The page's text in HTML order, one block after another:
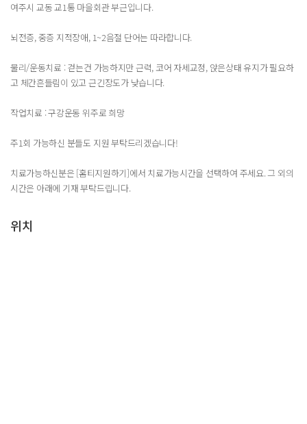
여주시 교동 교1통 마을회관 부근입니다.
뇌전증, 중증 지적장애, 1~2음절 단어는 따라합니다.
물리/운동치료 : 걷는건 가능하지만 근력, 코어 자세교정, 앉은상태 유지가 필요하
고 체간흔들림이 있고 근긴장도가 낮습니다.
작업치료 : 구강운동 위주로 희망
주1회 가능하신 분들도 지원 부탁드리겠습니다!
치료가능하신분은 [홈티지원하기]에서 치료가능시간을 선택하여 주세요. 그 외의
시간은 아래에 기재 부탁드립니다.
위치